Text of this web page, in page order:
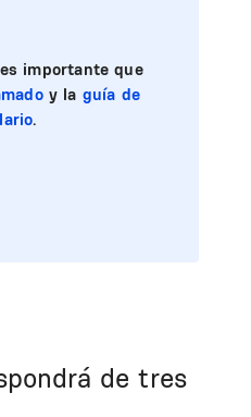
importante que
y la guía de
.
de tres